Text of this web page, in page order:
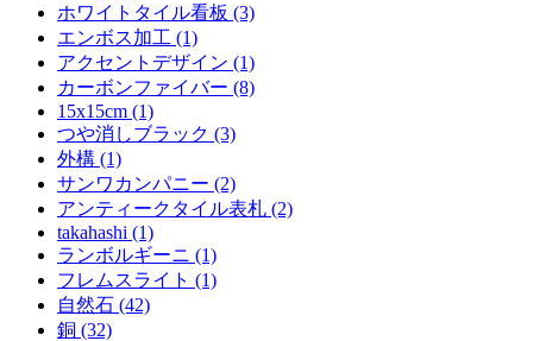
ホワイトタイル看板 (3)
エンボス加工 (1)
アクセントデザイン (1)
カーボンファイバー (8)
15x15cm (1)
つや消しブラック (3)
外構 (1)
サンワカンパニー (2)
アンティークタイル表札 (2)
takahashi (1)
ランボルギーニ (1)
フレムスライト (1)
自然石 (42)
銅 (32)